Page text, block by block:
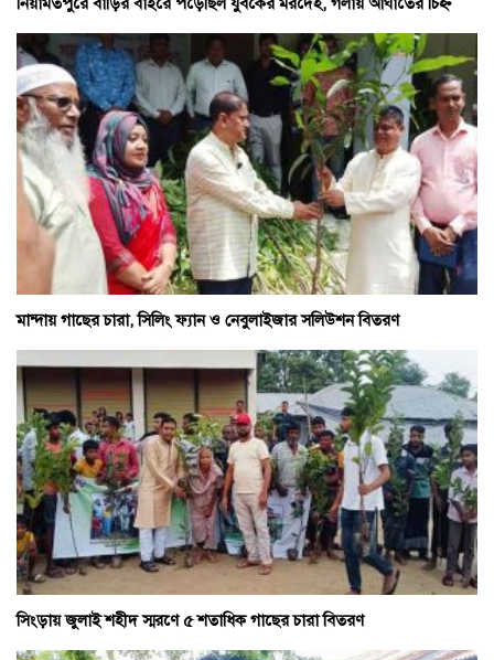
মান্দায় গাছের চারা, সিলিং ফ্যান ও নেবুলাইজার সলিউশন বিতরণ
সিংড়ায় জুলাই শহীদ স্মরণে ৫ শতাধিক গাছের চারা বিতরণ